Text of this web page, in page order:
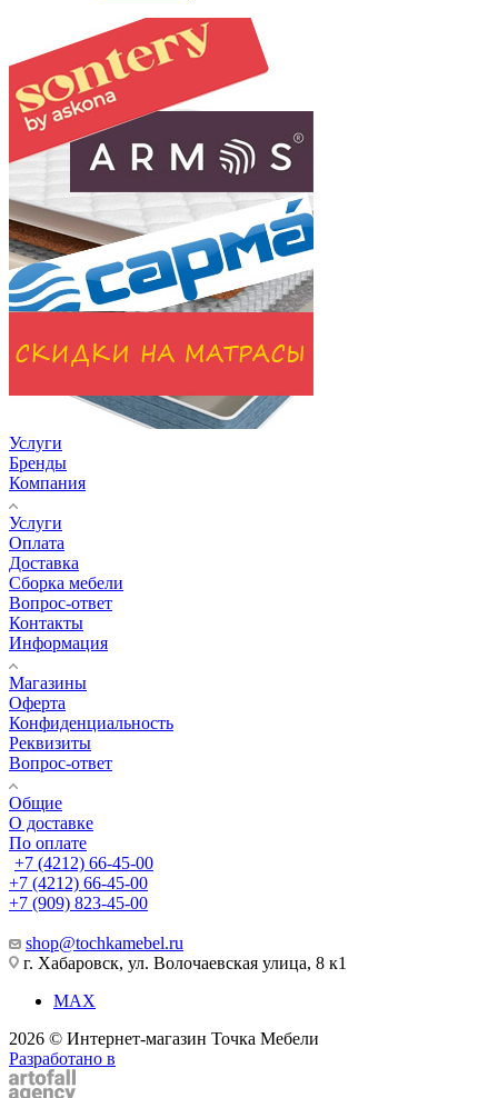
Услуги
Бренды
Компания
Услуги
Оплата
Доставка
Сборка мебели
Вопрос-ответ
Контакты
Информация
Магазины
Оферта
Конфиденциальность
Реквизиты
Вопрос-ответ
Общие
О доставке
По оплате
+7 (4212) 66-45-00
+7 (4212) 66-45-00
+7 (909) 823-45-00
shop@tochkamebel.ru
г. Хабаровск, ул. Волочаевская улица, 8 к1
MAX
2026 © Интернет-магазин Точка Мебели
Разработано в